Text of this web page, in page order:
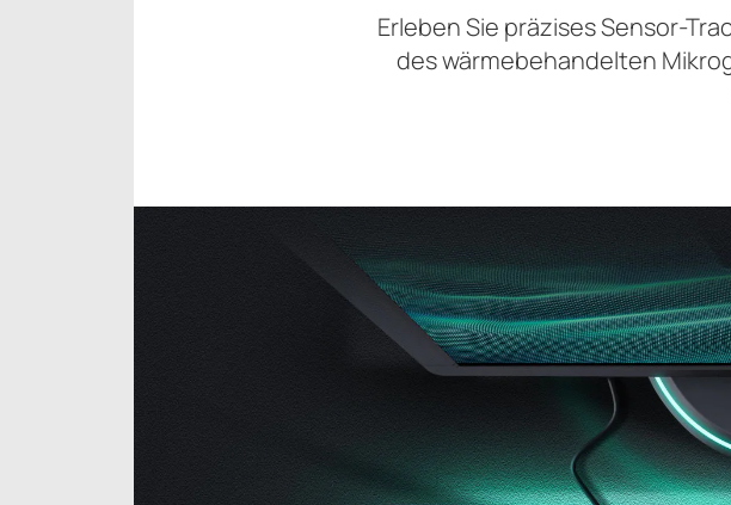
Erleben Sie präzises Sensor-
des wärmebehandelten